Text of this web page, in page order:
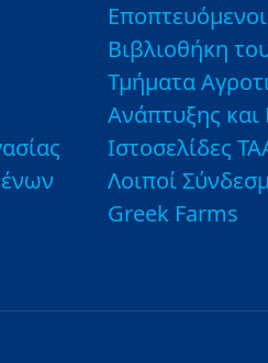
Βιβλιοθήκη
Τμήματα
Ανάπτυξης και
Ιστοσελίδες
Λοιποί
Greek Farms